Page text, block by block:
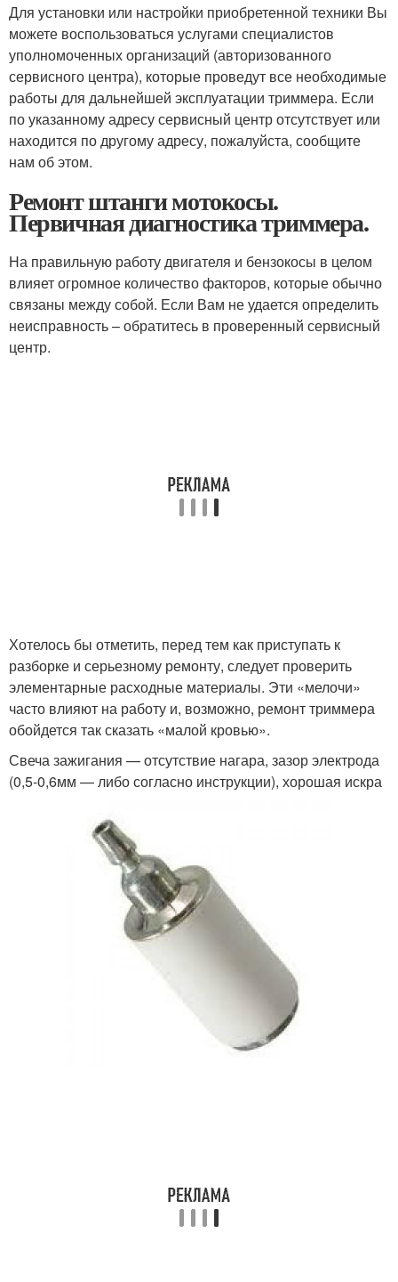
Для установки или настройки приобретенной техники Вы
можете воспользоваться услугами специалистов
уполномоченных организаций (авторизованного
сервисного центра), которые проведут все необходимые
работы для дальнейшей эксплуатации триммера. Если
по указанному адресу сервисный центр отсутствует или
находится по другому адресу, пожалуйста, сообщите
нам об этом.
Ремонт штанги мотокосы.
Первичная диагностика триммера.
На правильную работу двигателя и бензокосы в целом
влияет огромное количество факторов, которые обычно
связаны между собой. Если Вам не удается определить
неисправность – обратитесь в проверенный сервисный
центр.
Хотелось бы отметить, перед тем как приступать к
разборке и серьезному ремонту, следует проверить
элементарные расходные материалы. Эти «мелочи»
часто влияют на работу и, возможно, ремонт триммера
обойдется так сказать «малой кровью».
Свеча зажигания — отсутствие нагара, зазор электрода
(0,5-0,6мм — либо согласно инструкции), хорошая искра